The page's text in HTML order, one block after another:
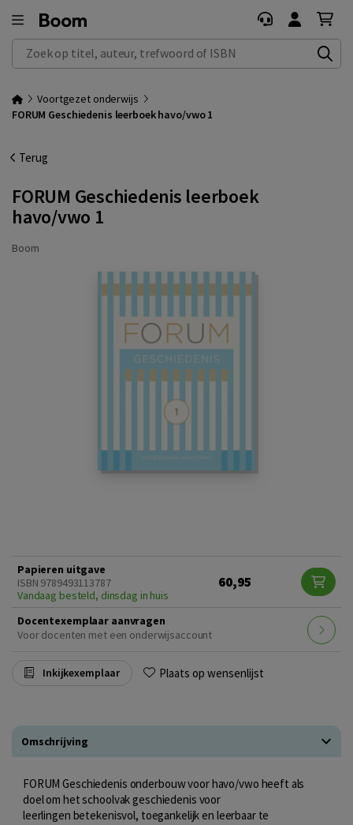
Zoek op titel, auteur, trefwoord of ISBN
Voortgezet onderwijs
FORUM Geschiedenis leerboek havo/vwo 1
Terug
FORUM Geschiedenis leerboek
havo/vwo 1
Boom
Papieren uitgave
ISBN 9789493113787
Vandaag besteld, dinsdag in huis
60,95
Docentexemplaar aanvragen
Voor docenten met een onderwijsaccount
Inkijkexemplaar Plaats op wensenlijst
Omschrijving
FORUM Geschiedenis onderbouw voor havo/vwo heeft als
doel om het schoolvak geschiedenis voor
leerlingen betekenisvol, toegankelijk en leerbaar te